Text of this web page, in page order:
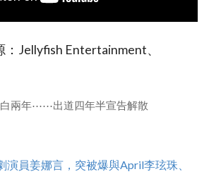
：Jellyfish Entertainment、
兩年⋯⋯出道四年半宣告解散
演員姜娜言，突被爆與April李玹珠、